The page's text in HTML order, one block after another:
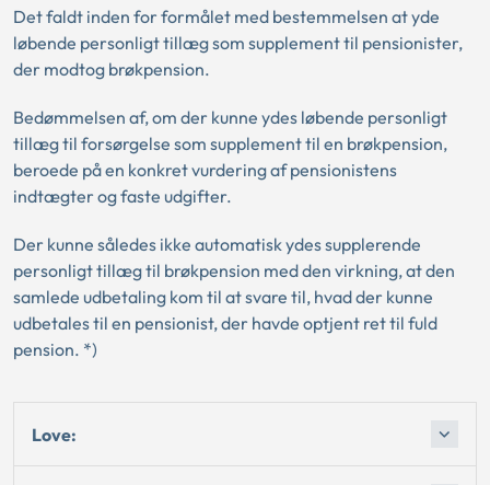
Det faldt inden for formålet med bestemmelsen at yde
løbende personligt tillæg som supplement til pensionister,
der modtog brøkpension.
Bedømmelsen af, om der kunne ydes løbende personligt
tillæg til forsørgelse som supplement til en brøkpension,
beroede på en konkret vurdering af pensionistens
indtægter og faste udgifter.
Der kunne således ikke automatisk ydes supplerende
personligt tillæg til brøkpension med den virkning, at den
samlede udbetaling kom til at svare til, hvad der kunne
udbetales til en pensionist, der havde optjent ret til fuld
pension. *)
Love: